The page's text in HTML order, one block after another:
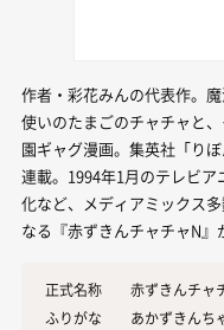
作者・彩花みんの代表作。
使いのたまごのチャチャと
園ギャグ漫画。集英社「り
連載。1994年1月のテレビ
化など、メディアミックス
なる『赤ずきんチャチャN』
正式名称
赤ずきんチャ
ふりがな
あかずきんち